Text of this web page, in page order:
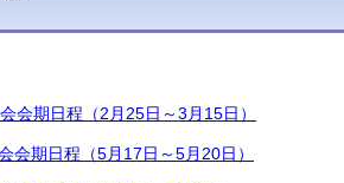
会期日程（2月25日～3月15日）
会期日程（5月17日～5月20日）